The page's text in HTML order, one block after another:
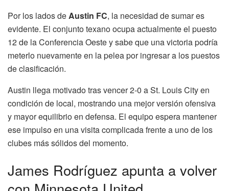
Por los lados de Austin FC, la necesidad de sumar es
evidente. El conjunto texano ocupa actualmente el puesto
12 de la Conferencia Oeste y sabe que una victoria podría
meterlo nuevamente en la pelea por ingresar a los puestos
de clasificación.
Austin llega motivado tras vencer 2-0 a St. Louis City en
condición de local, mostrando una mejor versión ofensiva
y mayor equilibrio en defensa. El equipo espera mantener
ese impulso en una visita complicada frente a uno de los
clubes más sólidos del momento.
James Rodríguez apunta a volver